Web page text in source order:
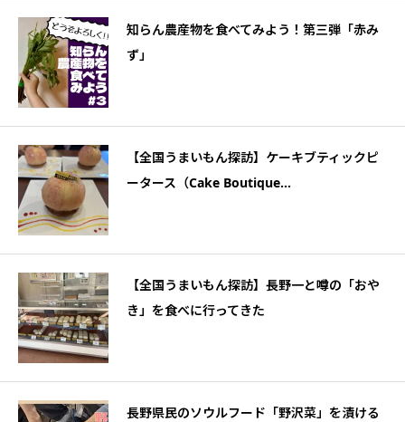
知らん農産物を食べてみよう！第三弾「赤み
ず」
【全国うまいもん探訪】ケーキブティックピ
ータース（Cake Boutique...
【全国うまいもん探訪】長野一と噂の「おや
き」を食べに行ってきた
長野県民のソウルフード「野沢菜」を漬ける